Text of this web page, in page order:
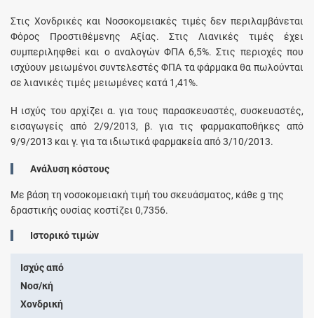
Στις Χονδρικές και Νοσοκομειακές τιμές δεν περιλαμβάνεται
Φόρος Προστιθέμενης Αξίας. Στις Λιανικές τιμές έχει
συμπεριληφθεί και ο αναλογών ΦΠΑ 6,5%. Στις περιοχές που
ισχύουν μειωμένοι συντελεστές ΦΠΑ τα φάρμακα θα πωλούνται
σε λιανικές τιμές μειωμένες κατά 1,41%.
Η ισχύς του αρχίζει α. για τους παρασκευαστές, συσκευαστές,
εισαγωγείς από 2/9/2013, β. για τις φαρμακαποθήκες από
9/9/2013 και γ. για τα ιδιωτικά φαρμακεία από 3/10/2013.
Ανάλυση κόστους
Με βάση τη νοσοκομειακή τιμή του σκευάσματος, κάθεg της
δραστικής ουσίας κοστίζει0,7356.
Ιστορικό τιμών
Ισχύς από
Νοσ/κή
Χονδρική